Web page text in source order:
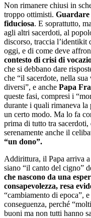
Non rimanere chiusi in
troppo ottimisti. Guardare
fiduciosa. E soprattutto,
agli altri sacerdoti, al
discorso, traccia l’identikit
oggi, e di come deve
contesto di crisi di
che si debbano dare
che “il sacerdote, nella
diversi”, e anche Papa
queste fasi, compresi i
durante i quali rimaneva la
un certo modo. Ma lo fa
prima di tutto tra
serenamente anche il
“un dono”.
Addirittura, il Papa arriva
siano “il canto del cigno”
che nascono da una
consapevolezza, resa
“cambiamento di epoca”,
conseguenza, perché
buoni ma non tutti hanno